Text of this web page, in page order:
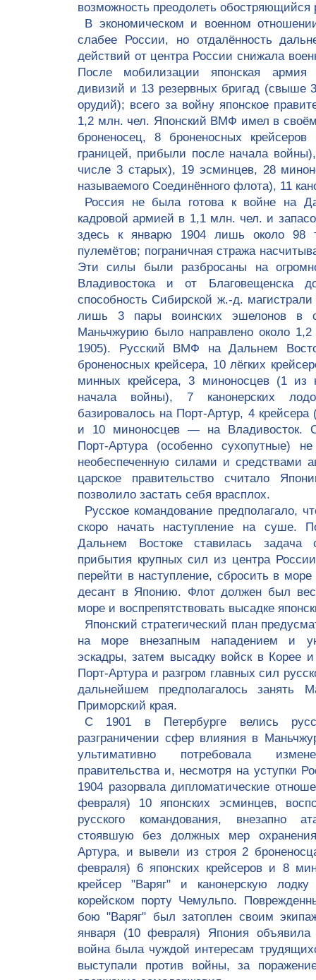
возможность преодолеть
В экономическом и военном
слабее России, но отдалённость
действий от центра России снижала
После мобилизации японская армия
дивизий и 13 резервных бригад (свыше
орудий); всего за войну японское
1,2 млн. чел. Японский ВМФ имел в
броненосец, 8 броненосных
границей, прибыли после начала
числе 3 старых), 19 эсминцев, 28
называемого Соединённого флота), 11
Россия не была готова к войне на
кадровой армией в 1,1 млн. чел. и
здесь к январю 1904 лишь около
пулемётов; пограничная стража
Эти силы были разбросаны на
Владивостока и от Благовещенска
способность Сибирской ж.-д.
лишь 3 пары воинских эшелонов в
Маньчжурию было направлено около
1905). Русский ВМФ на Дальнем
броненосных крейсера, 10 лёгких
минных крейсера, 3 миноносцев (1 из
начала войны), 7 канонерских
базировалось на Порт-Артур, 4
и 10 миноносцев — на Владивосток.
Порт-Артура (особенно сухопутные)
необеспеченную силами и средствами
царское правительство считало
позволило застать себя врасплох.
Русское командование предполагало,
скоро начать наступление на суше.
Дальнем Востоке ставилась задача
прибытия крупных сил из центра
перейти в наступление, сбросить в
десант в Японию. Флот должен был
море и воспрепятствовать высадке
Японский стратегический план
на море внезапным нападением и
эскадры, затем высадку войск в Корее
Порт-Артура и разгром главных сил
дальнейшем предполагалось занять
Приморский края.
С 1901 в Петербурге велись
разграничении сфер влияния в
ультимативно потребовала
правительства и, несмотря на уступки
1904 разорвала дипломатические
февраля) 10 японских эсминцев,
русского командования, внезапно
стоявшую без должных мер
Артура, и вывели из строя 2
февраля) 6 японских крейсеров и 8
крейсер "Варяг" и канонерскую
корейском порту Чемульпо.
бою "Варяг" был затоплен своим
января (10 февраля) Япония
война была чуждой интересам
выступали против войны, за